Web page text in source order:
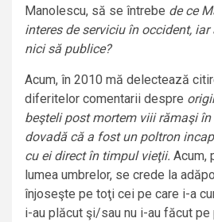
Manolescu, să se întrebe de ce
interes de serviciu în occident,
nici să publice?
Acum, în 2010 mă delectează
diferitelor comentarii despre
beşteli post mortem viii rămaşi
dovadă că a fost un poltron
cu ei direct în timpul vieţii. Acum,
lumea umbrelor, se crede la
înjoseşte pe toţi cei pe care i-a
i-au plăcut şi/sau nu i-au făcut pe